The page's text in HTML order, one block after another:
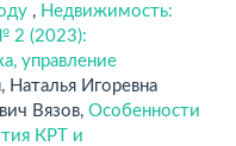
, Недвижимость:
2 (2023):
управление
Наталья Игоревна
Вязов, Особенности
КРТ и